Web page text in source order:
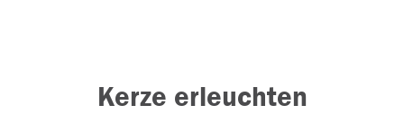
Kerze erleuchten